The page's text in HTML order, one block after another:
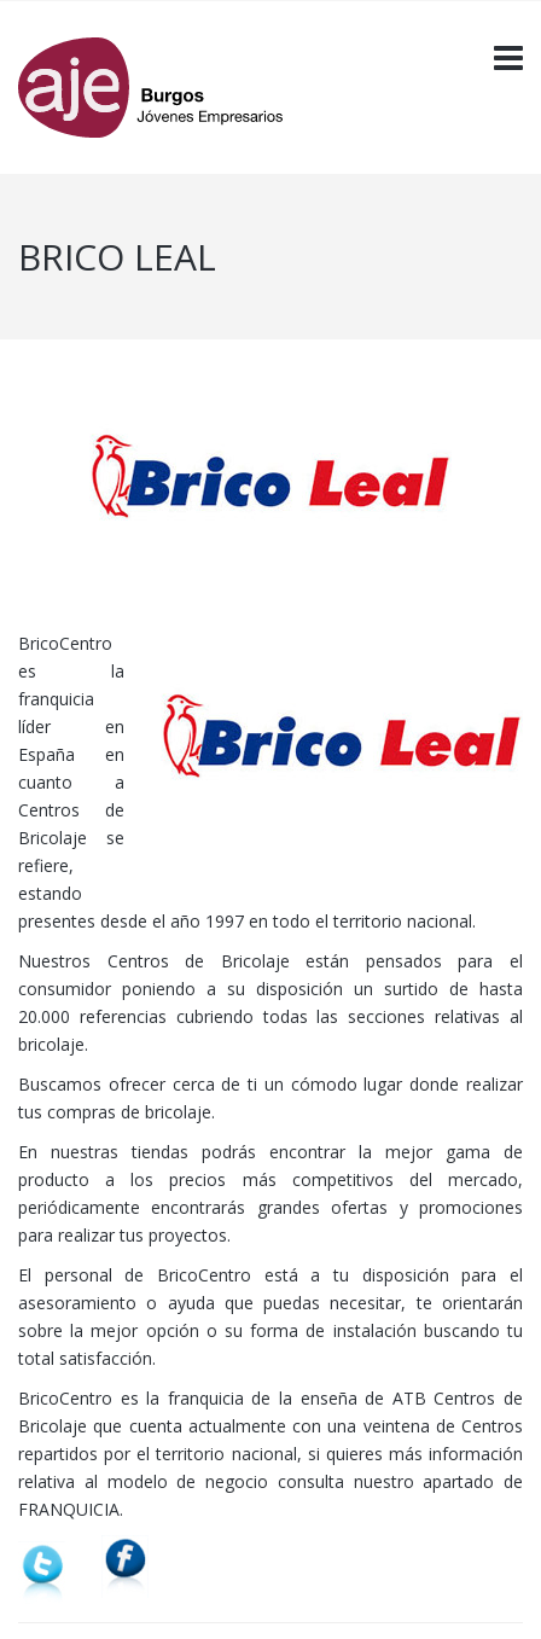
BRICO LEAL
BricoCentro
es la
franquicia
líder en
España en
cuanto a
Centros de
Bricolaje se
refiere,
estando
presentes desde el año 1997 en todo el territorio nacional.
Nuestros Centros de Bricolaje están pensados para el
consumidor poniendo a su disposición un surtido de hasta
20.000 referencias cubriendo todas las secciones relativas al
bricolaje.
Buscamos ofrecer cerca de ti un cómodo lugar donde realizar
tus compras de bricolaje.
En nuestras tiendas podrás encontrar la mejor gama de
producto a los precios más competitivos del mercado,
periódicamente encontrarás grandes ofertas y promociones
para realizar tus proyectos.
El personal de BricoCentro está a tu disposición para el
asesoramiento o ayuda que puedas necesitar, te orientarán
sobre la mejor opción o su forma de instalación buscando tu
total satisfacción.
BricoCentro es la franquicia de la enseña de ATB Centros de
Bricolaje que cuenta actualmente con una veintena de Centros
repartidos por el territorio nacional, si quieres más información
relativa al modelo de negocio consulta nuestro apartado de
FRANQUICIA.